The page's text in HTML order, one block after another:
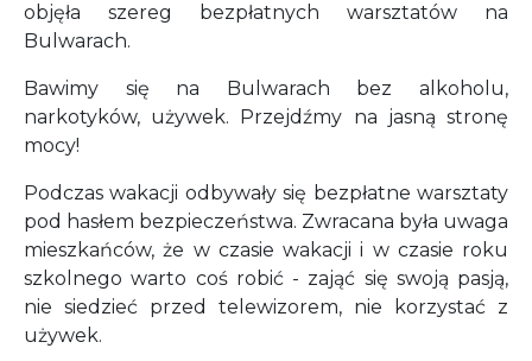
objęła szereg bezpłatnych warsztatów na
Bulwarach.
Bawimy się na Bulwarach bez alkoholu,
narkotyków, używek. Przejdźmy na jasną stronę
mocy!
Podczas wakacji odbywały się bezpłatne warsztaty
pod hasłem bezpieczeństwa. Zwracana była uwaga
mieszkańców, że w czasie wakacji i w czasie roku
szkolnego warto coś robić - zająć się swoją pasją,
nie siedzieć przed telewizorem, nie korzystać z
używek.